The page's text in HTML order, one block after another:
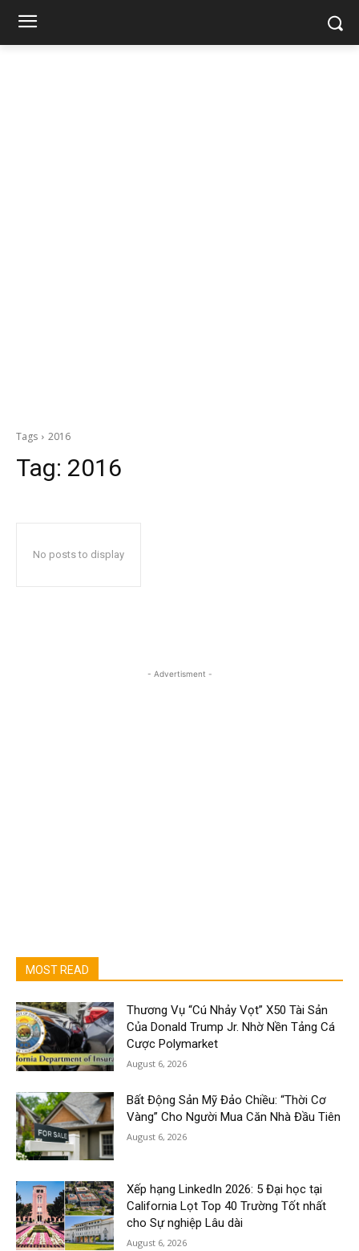
Tags 2016
Tag: 2016
No posts to display
- Advertisment -
MOST READ
Thương Vụ “Cú Nhảy Vọt” X50 Tài Sản
Của Donald Trump Jr. Nhờ Nền Tảng Cá
Cược Polymarket
August 6, 2026
Bất Động Sản Mỹ Đảo Chiều: “Thời Cơ
Vàng” Cho Người Mua Căn Nhà Đầu Tiên
August 6, 2026
Xếp hạng LinkedIn 2026: 5 Đại học tại
California Lọt Top 40 Trường Tốt nhất
cho Sự nghiệp Lâu dài
August 6, 2026